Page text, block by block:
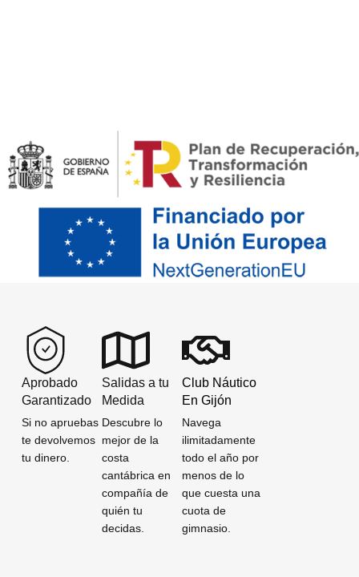
Aprobado
Garantizado
Si no apruebas
te devolvemos
tu dinero.
Salidas a tu
Medida
Descubre lo
mejor de la
costa
cantábrica en
compañía de
quién tu
decidas.
Club Náutico
En Gijón
Navega
ilimitadamente
todo el año por
menos de lo
que cuesta una
cuota de
gimnasio.